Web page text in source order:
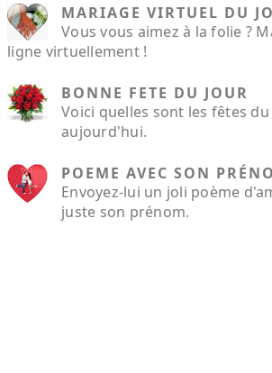
MARIAGE VIRTUEL DU
Vous vous aimez à la folie ?
ligne virtuellement !
BONNE FETE DU JOUR
Voici quelles sont les fêtes
aujourd'hui.
POEME AVEC SON
Envoyez-lui un joli poème
juste son prénom.